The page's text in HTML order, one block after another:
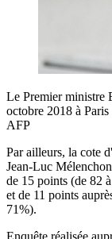
Le Premier ministre
octobre 2018 à Paris
AFP
Par ailleurs, la cote
Jean-Luc
de 15 points (de 82
et de 11 points
71%).
Enquête réalisée